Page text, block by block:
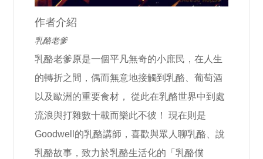
作者介紹
乳酪老爹
乳酪老爹原是一個平凡無奇的小庶民，在人生
的轉折之間，偶而無意地接觸到乳酪、葡萄酒
以及歐洲的重要食材， 從此在乳酪世界中到處
流浪與打雜數十載而樂此不彼！ 現在則是
Goodwell的乳酪講師，喜歡與眾人聊乳酪、說
乳酪故事，致力於乳酪生活化的「乳酪僕